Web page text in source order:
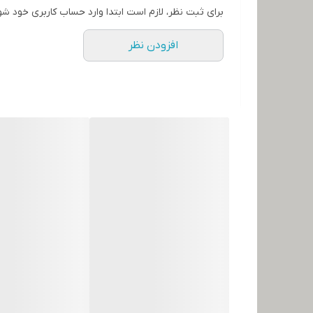
برای ثبت نظر، لازم است ابتدا وارد حساب کاربری خود
افزودن نظر